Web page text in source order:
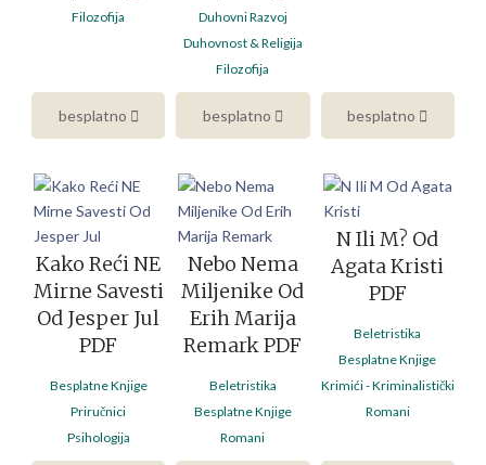
Filozofija
Duhovni Razvoj
Duhovnost & Religija
Filozofija
besplatno
Kako Reći NE
Mirne Savesti
Od Jesper Jul
PDF
Besplatne Knjige
Priručnici
Psihologija
besplatno
Nebo Nema
Miljenike Od
Erih Marija
Remark PDF
Beletristika
Besplatne Knjige
Romani
besplatno
N Ili M? Od
Agata Kristi
PDF
Beletristika
Besplatne Knjige
Krimići - Kriminalistički
Romani